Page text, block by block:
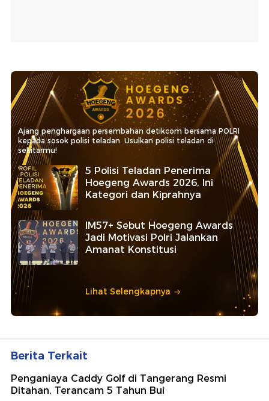
Ajang penghargaan persembahan detikcom bersama POLRI
kepada sosok polisi teladan. Usulkan polisi teladan di
sekitarmu!
5 Polisi Teladan Penerima
Hoegeng Awards 2026, Ini
Kategori dan Kiprahnya
IM57+ Sebut Hoegeng Awards
Jadi Motivasi Polri Jalankan
Amanat Konstitusi
Lihat Selengkapnya
Berita Terkait
Penganiaya Caddy Golf di Tangerang Resmi
Ditahan, Terancam 5 Tahun Bui